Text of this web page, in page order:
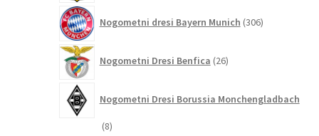
Nogometni dresi Bayern Munich 306izdelkov
Nogometni Dresi Benfica 26izdelkov
Nogometni Dresi Borussia Monchengladbach
88